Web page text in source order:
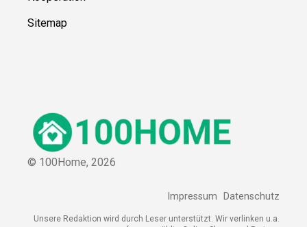
Sitemap
© 100Home, 2026
Impressum Datenschutz
Unsere Redaktion wird durch Leser unterstützt. Wir verlinken u.a.